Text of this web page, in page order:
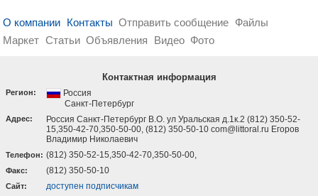
О компании Контакты Отправить сообщение Файлы
Маркет Статьи Объявления Видео Фото
Контактная информация
Регион:
Россия
Санкт-Петербург
Адрес:
Россия Санкт-Петербург В.О. ул Уральская д.1к.2 (812) 350-52-
15,350-42-70,350-50-00, (812) 350-50-10 com@littoral.ru Егоров
Владимир Николаевич
Телефон: (812) 350-52-15,350-42-70,350-50-00,
Факс: (812) 350-50-10
Cайт: доступен подписчикам